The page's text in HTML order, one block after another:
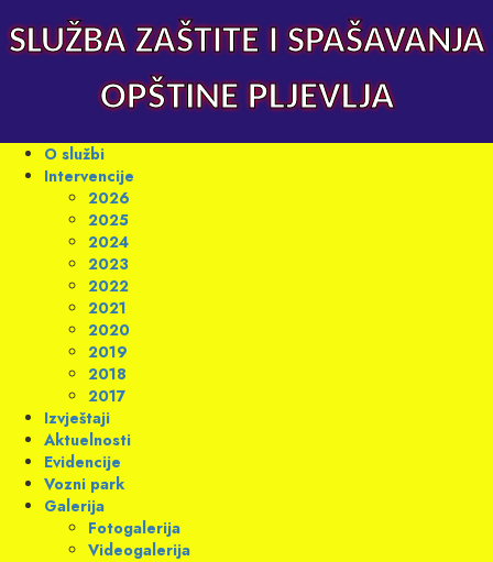
to
content
SLUŽBA ZAŠTITE I SPAŠAVANJA
OPŠTINE PLJEVLJA
Primary
Menu
O službi
Intervencije
2026
2025
2024
2023
2022
2021
2020
2019
2018
2017
Izvještaji
Aktuelnosti
Evidencije
Vozni park
Galerija
Fotogalerija
Videogalerija